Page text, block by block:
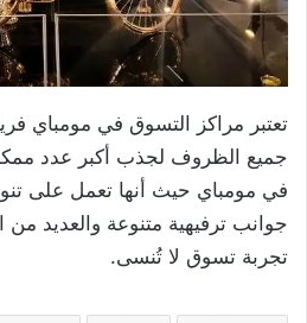
تعتبر مراكز التسوق في مومباي
جميع الظروف لجذب أكبر عدد
في مومباي حيث أنها تعمل على
جوانب ترفيهية متنوعة والعديد من
تجربة تسوق لا تُنسى.